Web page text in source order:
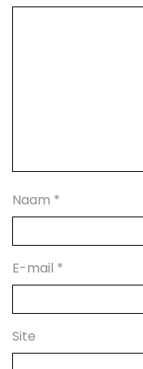
Naam *
E-mail *
Site